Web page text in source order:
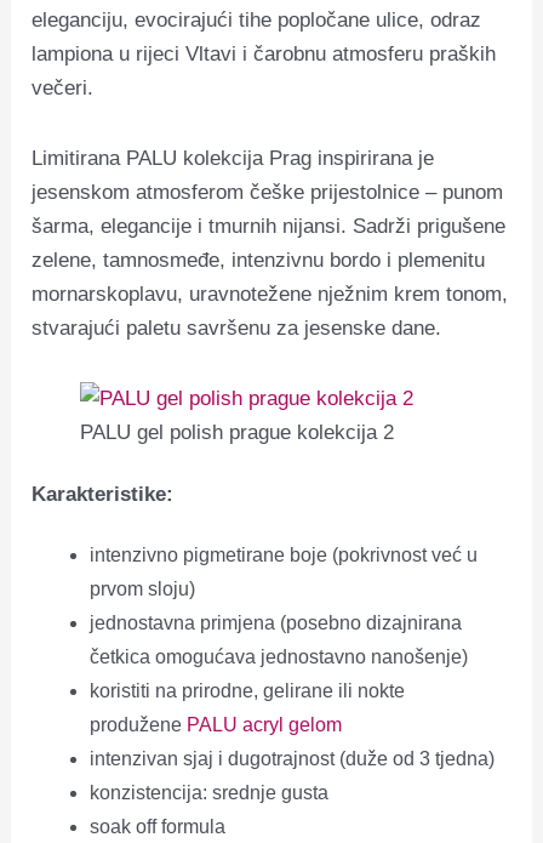
eleganciju, evocirajući tihe popločane ulice, odraz
lampiona u rijeci Vltavi i čarobnu atmosferu praških
večeri.
Limitirana PALU kolekcija Prag inspirirana je
jesenskom atmosferom češke prijestolnice – punom
šarma, elegancije i tmurnih nijansi. Sadrži prigušene
zelene, tamnosmeđe, intenzivnu bordo i plemenitu
mornarskoplavu, uravnotežene nježnim krem ​​tonom,
stvarajući paletu savršenu za jesenske dane.
PALU gel polish prague kolekcija 2
Karakteristike:
intenzivno pigmetirane boje (pokrivnost već u
prvom sloju)
jednostavna primjena (posebno dizajnirana
četkica omogućava jednostavno nanošenje)
koristiti na prirodne, gelirane ili nokte
produžene PALU acryl gelom
intenzivan sjaj i dugotrajnost (duže od 3 tjedna)
konzistencija: srednje gusta
soak off formula